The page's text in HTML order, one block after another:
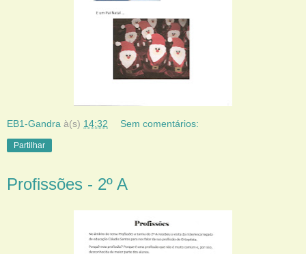
EB1-Gandra à(s) 14:32 Sem comentários:
Partilhar
Profissões - 2º A